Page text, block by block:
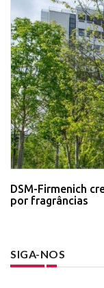
DSM-Firmenich
por fragrâncias
SIGA-NOS